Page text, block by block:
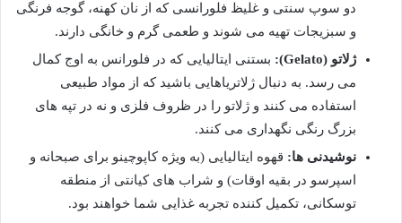
دو سوپ سنتی و غلیظ فلورانسی که از نان کهنه، گوجه فرنگی
و سبزیجات تهیه می شوند و طعمی گرم و خانگی دارند.
ژلاتو (Gelato):
بستنی ایتالیایی که در فلورانس به اوج کمال
می رسد. به دنبال ژلاتریاهایی باشید که از مواد طبیعی
استفاده می کنند و ژلاتو را در ظروف فلزی و نه در تپه های
بزرگ رنگی نگهداری می کنند.
نوشیدنی ها: قهوه ایتالیایی (به ویژه کاپوچینو برای صبحانه و
اسپرسو در بقیه اوقات) و شراب های کیانتی از منطقه
توسکانی، تکمیل کننده تجربه غذایی شما خواهند بود.